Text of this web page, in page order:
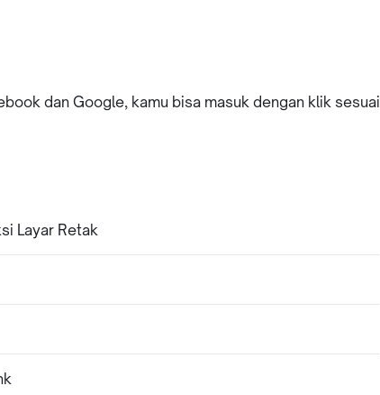
dan Google, kamu bisa masuk dengan klik sesuai
Layar Retak